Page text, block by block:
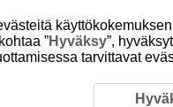
Stillkuvien
”Hyväksy”,
tarvittavat